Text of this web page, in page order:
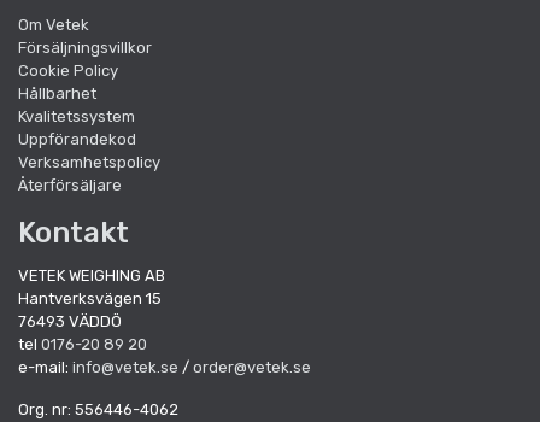
Om Vetek
Försäljningsvillkor
Cookie Policy
Hållbarhet
Kvalitetssystem
Uppförandekod
Verksamhetspolicy
Återförsäljare
Kontakt
VETEK WEIGHING AB
Hantverksvägen 15
76493 VÄDDÖ
tel 0176-20 89 20
e-mail: info@vetek.se / order@vetek.se
Org. nr: 556446-4062